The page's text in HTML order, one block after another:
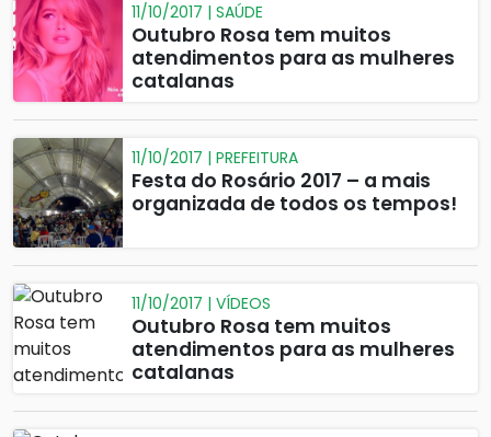
11/10/2017 | SAÚDE
Outubro Rosa tem muitos
atendimentos para as mulheres
catalanas
11/10/2017 | PREFEITURA
Festa do Rosário 2017 – a mais
organizada de todos os tempos!
11/10/2017 | VÍDEOS
Outubro Rosa tem muitos
atendimentos para as mulheres
catalanas